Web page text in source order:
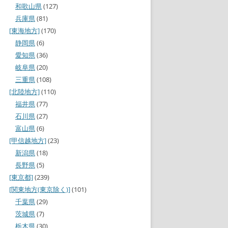
和歌山県(127)
兵庫県(81)
[東海地方](170)
静岡県(6)
愛知県(36)
岐阜県(20)
三重県(108)
[北陸地方](110)
福井県(77)
石川県(27)
富山県(6)
[甲信越地方](23)
新潟県(18)
長野県(5)
[東京都](239)
[関東地方(東京除く)](101)
千葉県(29)
茨城県(7)
栃木県(30)